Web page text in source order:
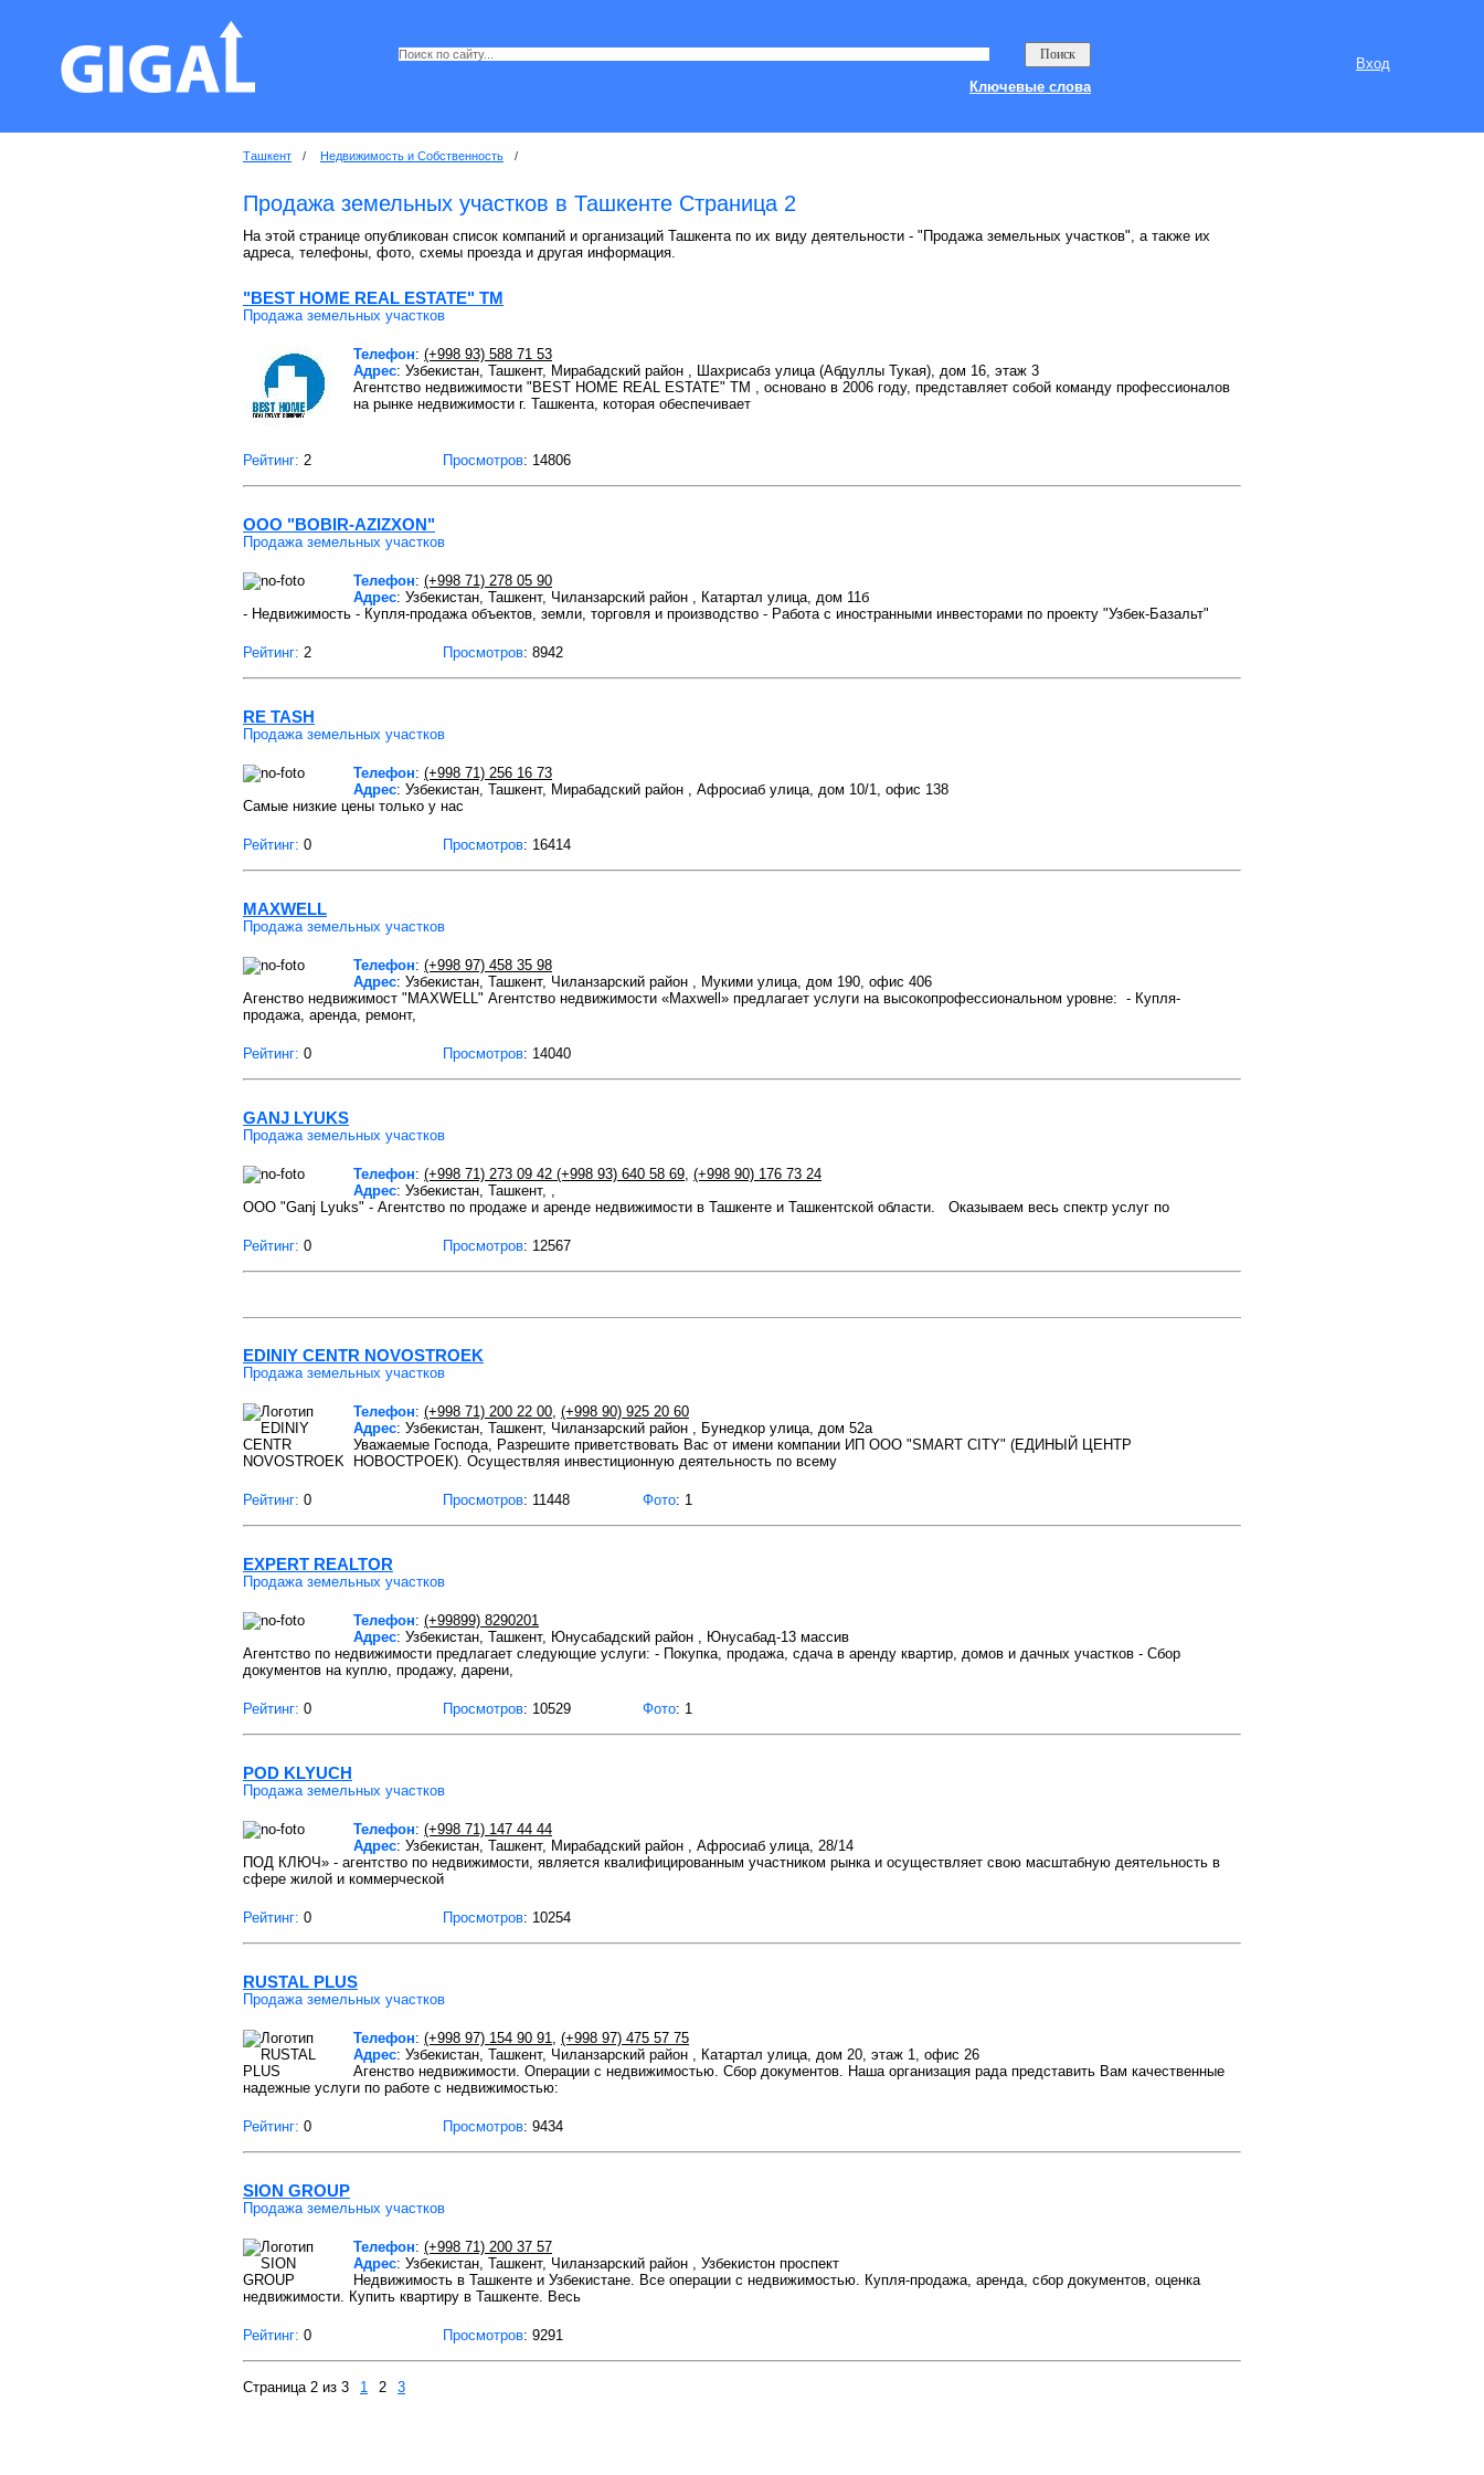
Вход
Ключевые слова
Ташкент / Недвижимость и Собственность /
Продажа земельных участков в Ташкенте Страница 2
На этой странице опубликован список компаний и организаций Ташкента по их виду деятельности - "Продажа земельных участков", а также их
адреса, телефоны, фото, схемы проезда и другая информация.
"BEST HOME REAL ESTATE" TM
Продажа земельных участков
Телефон: (+998 93) 588 71 53
Адрес: Узбекистан, Ташкент, Мирабадский район , Шахрисабз улица (Абдуллы Тукая), дом 16, этаж 3
Агентство недвижимости "BEST HOME REAL ESTATE" TM , основано в 2006 году, представляет собой команду профессионалов
на рынке недвижимости г. Ташкента, которая обеспечивает
Рейтинг: 2 Просмотров: 14806
OOO "BOBIR-AZIZXON"
Продажа земельных участков
Телефон: (+998 71) 278 05 90
Адрес: Узбекистан, Ташкент, Чиланзарский район , Катартал улица, дом 11б
- Недвижимость - Купля-продажа объектов, земли, торговля и производство - Работа с иностранными инвесторами по проекту "Узбек-Базальт"
Рейтинг: 2 Просмотров: 8942
RE TASH
Продажа земельных участков
Телефон: (+998 71) 256 16 73
Адрес: Узбекистан, Ташкент, Мирабадский район , Афросиаб улица, дом 10/1, офис 138
Самые низкие цены только у нас
Рейтинг: 0 Просмотров: 16414
MAXWELL
Продажа земельных участков
Телефон: (+998 97) 458 35 98
Адрес: Узбекистан, Ташкент, Чиланзарский район , Мукими улица, дом 190, офис 406
Агенство недвижимост "MAXWELL" Агентство недвижимости «Maxwell» предлагает услуги на высокопрофессиональном уровне: - Купля-
продажа, аренда, ремонт,
Рейтинг: 0 Просмотров: 14040
GANJ LYUKS
Продажа земельных участков
Телефон: (+998 71) 273 09 42 (+998 93) 640 58 69, (+998 90) 176 73 24
Адрес: Узбекистан, Ташкент, ,
OOO "Ganj Lyuks" - Агентство по продаже и аренде недвижимости в Ташкенте и Ташкентской области. Оказываем весь спектр услуг по
Рейтинг: 0 Просмотров: 12567
EDINIY CENTR NOVOSTROEK
Продажа земельных участков
Телефон: (+998 71) 200 22 00, (+998 90) 925 20 60
Адрес: Узбекистан, Ташкент, Чиланзарский район , Бунедкор улица, дом 52а
Уважаемые Господа, Разрешите приветствовать Вас от имени компании ИП ООО "SMART CITY" (ЕДИНЫЙ ЦЕНТР
НОВОСТРОЕК). Осуществляя инвестиционную деятельность по всему
Рейтинг: 0 Просмотров: 11448 Фото: 1
EXPERT REALTOR
Продажа земельных участков
Телефон: (+99899) 8290201
Адрес: Узбекистан, Ташкент, Юнусабадский район , Юнусабад-13 массив
Агентство по недвижимости предлагает следующие услуги: - Покупка, продажа, сдача в аренду квартир, домов и дачных участков - Сбор
документов на куплю, продажу, дарени,
Рейтинг: 0 Просмотров: 10529 Фото: 1
POD KLYUCH
Продажа земельных участков
Телефон: (+998 71) 147 44 44
Адрес: Узбекистан, Ташкент, Мирабадский район , Афросиаб улица, 28/14
ПОД КЛЮЧ» - агентство по недвижимости, является квалифицированным участником рынка и осуществляет свою масштабную деятельность в
сфере жилой и коммерческой
Рейтинг: 0 Просмотров: 10254
RUSTAL PLUS
Продажа земельных участков
Телефон: (+998 97) 154 90 91, (+998 97) 475 57 75
Адрес: Узбекистан, Ташкент, Чиланзарский район , Катартал улица, дом 20, этаж 1, офис 26
Агенство недвижимости. Операции с недвижимостью. Сбор документов. Наша организация рада представить Вам качественные
надежные услуги по работе с недвижимостью:
Рейтинг: 0 Просмотров: 9434
SION GROUP
Продажа земельных участков
Телефон: (+998 71) 200 37 57
Адрес: Узбекистан, Ташкент, Чиланзарский район , Узбекистон проспект
Недвижимость в Ташкенте и Узбекистане. Все операции с недвижимостью. Купля-продажа, аренда, сбор документов, оценка
недвижимости. Купить квартиру в Ташкенте. Весь
Рейтинг: 0 Просмотров: 9291
Страница 2 из 3 1 2 3